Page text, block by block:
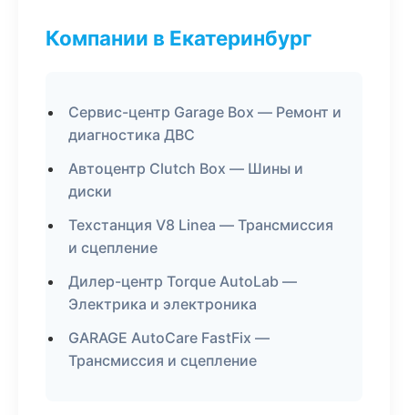
Компании в Екатеринбург
Сервис-центр Garage Box — Ремонт и
диагностика ДВС
Автоцентр Clutch Box — Шины и
диски
Техстанция V8 Linea — Трансмиссия
и сцепление
Дилер-центр Torque AutoLab —
Электрика и электроника
GARAGE AutoCare FastFix —
Трансмиссия и сцепление